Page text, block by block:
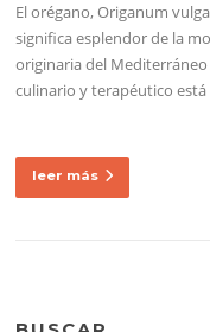
El orégano, Origanum
significa esplendor de la
originaria del
culinario y terapéutico
leer más